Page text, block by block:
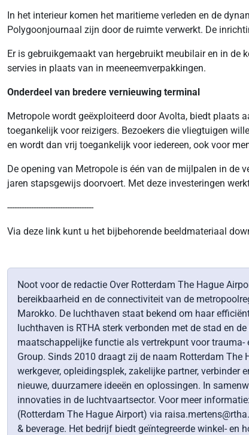
In het interieur komen het maritieme verleden en de
Polygoonjournaal zijn door de ruimte verwerkt. De
Er is gebruikgemaakt van hergebruikt meubilair en in de
servies in plaats van in meeneemverpakkingen.
Onderdeel van bredere vernieuwing terminal
Metropole wordt geëxploiteerd door Avolta, biedt plaats
toegankelijk voor reizigers. Bezoekers die vliegtuigen
en wordt dan vrij toegankelijk voor iedereen, ook voor
De opening van Metropole is één van de mijlpalen in de
jaren stapsgewijs doorvoert. Met deze investeringen
------------------------------------
Via deze link kunt u het bijbehorende beeldmateriaal
Noot voor de redactie Over Rotterdam The Hague
bereikbaarheid en de connectiviteit van de
Marokko. De luchthaven staat bekend om haar
luchthaven is RTHA sterk verbonden met de stad en
maatschappelijke functie als vertrekpunt voor
Group. Sinds 2010 draagt zij de naam Rotterdam The
werkgever, opleidingsplek, zakelijke partner,
nieuwe, duurzamere ideeën en oplossingen. In
innovaties in de luchtvaartsector. Voor meer
(Rotterdam The Hague Airport) via
& beverage. Het bedrijf biedt geïntegreerde winkel- en